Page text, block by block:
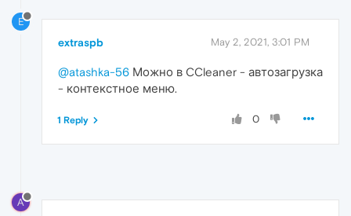
E
extraspb May 2, 2021, 3:01 PM
@atashka-56 Можно в CCleaner - автозагрузка
- контекстное меню.
0
1 Reply
A